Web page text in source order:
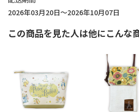
2026年03月20日～2026年10月07日
この商品を見た人は他にこんな